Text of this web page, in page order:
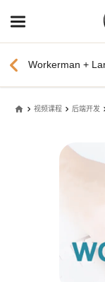
chevron_left Workerman +
home 视频课程 后端开发